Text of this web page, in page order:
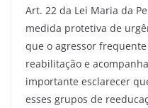
Art. 22 da Lei Maria da
medida protetiva de
que o agressor
reabilitação e
importante esclarecer
esses grupos de